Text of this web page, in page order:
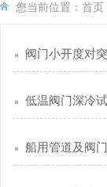
您当前位置： 首页
阀门小开度对
低温阀门深冷
船用管道及阀